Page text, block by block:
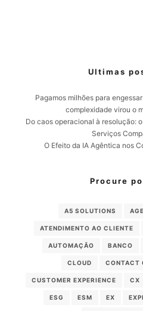
Ultimas
Pagamos milhões para
complexidade virou o
Do caos operacional à resolução:
Serviços
O Efeito da IA Agêntica nos
Procure
A5 SOLUTIONS
ATENDIMENTO AO CLIENTE
AUTOMAÇÃO BANCO
CLOUD CONTACT
CUSTOMER EXPERIENCE CX
ESG ESM EX